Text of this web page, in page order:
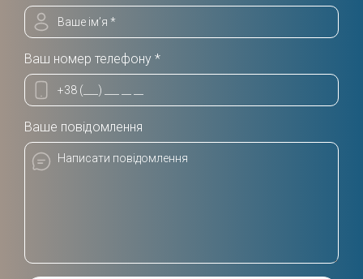
Ваш номер телефону *
Ваше повідомлення